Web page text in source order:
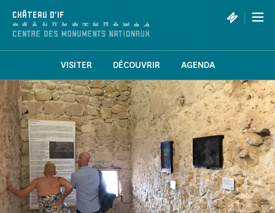
CHÂTEAU D'IF |
VISITER DÉCOUVRIR AGENDA